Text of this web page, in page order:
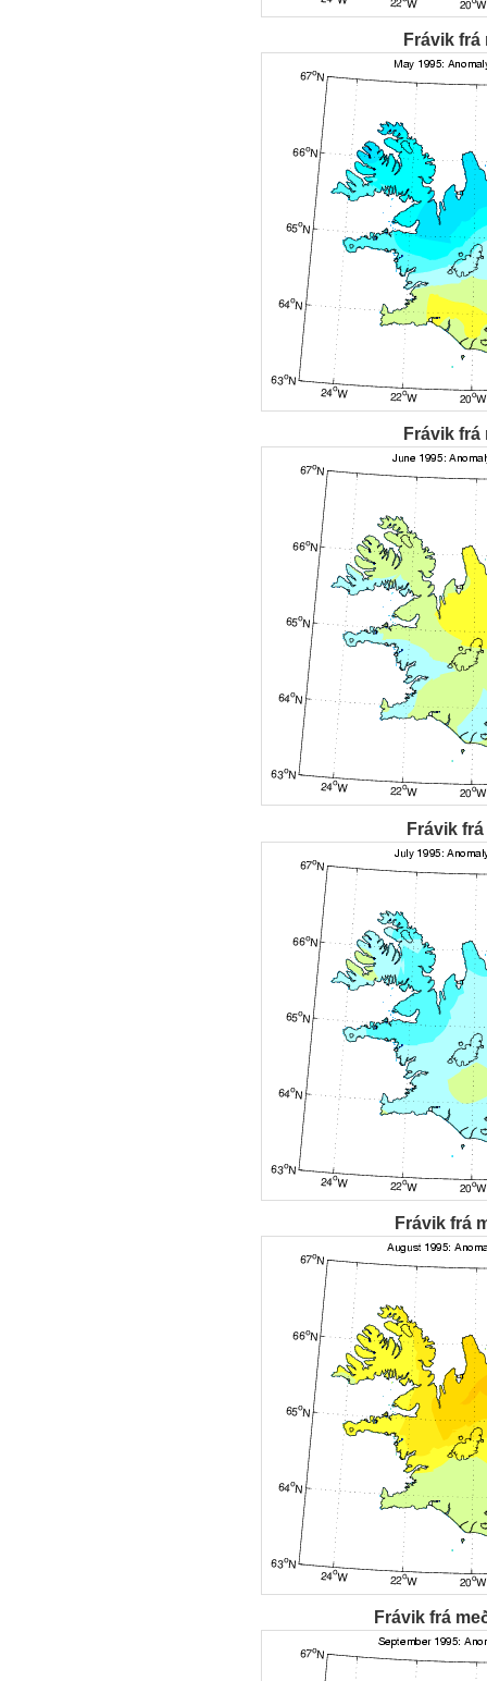
Frávik frá
Frávik frá
Frávik
Frávik frá
Frávik frá